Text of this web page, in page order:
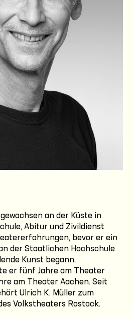
an der Küste in
Abitur und Zivildienst
bevor er ein
der Staatlichen Hochschule
Kunst begann.
er fünf Jahre am Theater
am Theater Aachen. Seit
Ulrich K. Müller zum
Volkstheaters Rostock.